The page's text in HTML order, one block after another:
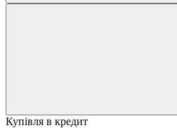
Купівля в кредит